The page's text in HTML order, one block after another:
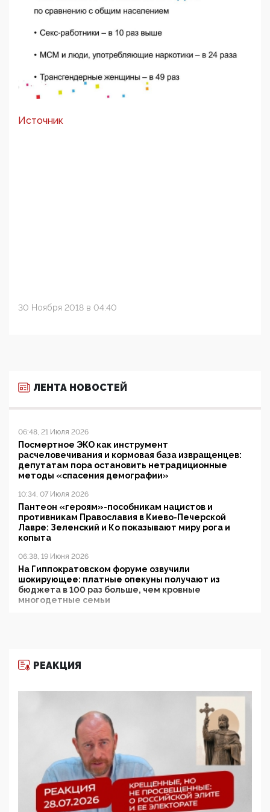
Источник
30 Ноября 2018 в 04:40
ЛЕНТА НОВОСТЕЙ
06:48, 21 Июля 2026
Посмертное ЭКО как инструмент
расчеловечивания и кормовая база извращенцев:
депутатам пора остановить нетрадиционные
методы «спасения демографии»
10:34, 07 Июля 2026
Пантеон «героям»-пособникам нацистов и
противникам Православия в Киево-Печерской
Лавре: Зеленский и Ко показывают миру рога и
копыта
06:38, 19 Июня 2026
На Гиппократовском форуме озвучили
шокирующее: платные опекуны получают из
бюджета в 100 раз больше, чем кровные
многодетные семьи
11:53, 09 Июня 2026
деятельность ИИТО ЮНЕСКО в России, но
цифроглобалисты продолжают определять
повестку в образовании
09:43, 01 Июня 2026
5G за счет здоровья граждан: Минцифры намерено
отобрать у регионов и муниципалитетов право
защищать жилые дома и социальные объекты от
05:58, 26 Мая 2026
Роскомнадзор освободили от борца с
РЕАКЦИЯ